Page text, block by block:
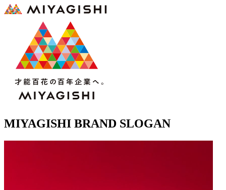
MIYAGISHI BRAND SLOGAN